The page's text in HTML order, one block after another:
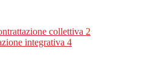
collettiva 2
integrativa 4